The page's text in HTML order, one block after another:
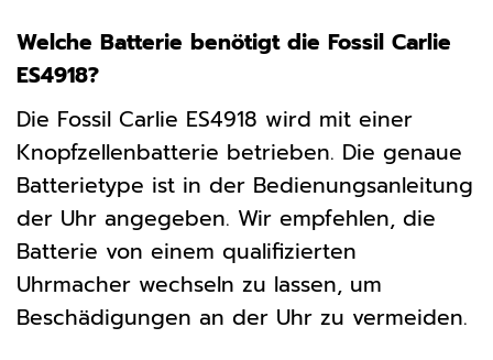
Welche Batterie benötigt die Fossil Carlie
ES4918?
Die Fossil Carlie ES4918 wird mit einer
Knopfzellenbatterie betrieben. Die genaue
Batterietype ist in der Bedienungsanleitung
der Uhr angegeben. Wir empfehlen, die
Batterie von einem qualifizierten
Uhrmacher wechseln zu lassen, um
Beschädigungen an der Uhr zu vermeiden.